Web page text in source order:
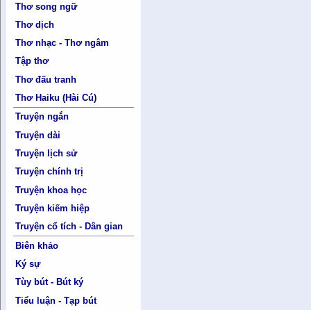
Thơ song ngữ
Thơ dịch
Thơ nhạc - Thơ ngâm
Tập thơ
Thơ đấu tranh
Thơ Haiku (Hài Cú)
Truyện ngắn
Truyện dài
Truyện lịch sử
Truyện chính trị
Truyện khoa học
Truyện kiếm hiệp
Truyện cổ tích - Dân gian
Biên khảo
Ký sự
Tùy bút - Bút ký
Tiểu luận - Tạp bút